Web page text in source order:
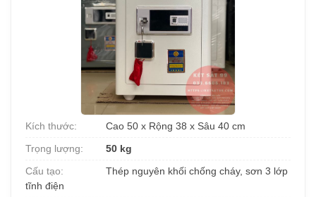
Kích thước:
Cao 50 x Rộng 38 x Sâu 40 cm
Trọng lượng:
50 kg
Cấu tạo:
Thép nguyên khối chống cháy, sơn 3 lớp
tĩnh điện